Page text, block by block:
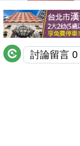
推薦景點
討論區
聯絡我們